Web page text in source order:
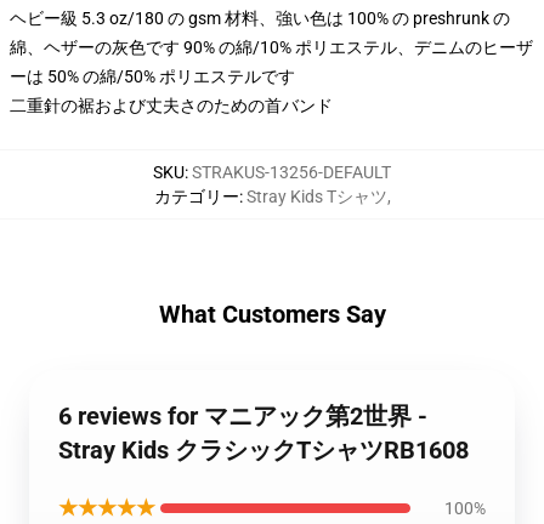
ヘビー級 5.3 oz/180 の gsm 材料、強い色は 100% の preshrunk の
綿、ヘザーの灰色です 90% の綿/10% ポリエステル、デニムのヒーザ
ーは 50% の綿/50% ポリエステルです
二重針の裾および丈夫さのための首バンド
SKU:STRAKUS-13256-DEFAULT
カテゴリー:Stray Kids Tシャツ,
What Customers Say
6 reviews for マニアック第2世界 -
Stray Kids クラシックTシャツRB1608
★★★★★ 100%